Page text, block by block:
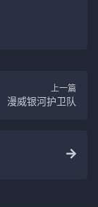
上一篇
漫威银河护卫队